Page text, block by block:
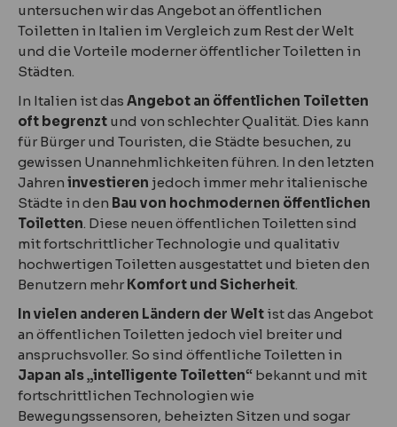
untersuchen wir das Angebot an öffentlichen
Toiletten in Italien im Vergleich zum Rest der Welt
und die Vorteile moderner öffentlicher Toiletten in
Städten.
In Italien ist das Angebot an öffentlichen Toiletten
oft begrenzt und von schlechter Qualität. Dies kann
für Bürger und Touristen, die Städte besuchen, zu
gewissen Unannehmlichkeiten führen. In den letzten
Jahren investieren jedoch immer mehr italienische
Städte in den Bau von hochmodernen öffentlichen
Toiletten. Diese neuen öffentlichen Toiletten sind
mit fortschrittlicher Technologie und qualitativ
hochwertigen Toiletten ausgestattet und bieten den
Benutzern mehr Komfort und Sicherheit.
In vielen anderen Ländern der Welt ist das Angebot
an öffentlichen Toiletten jedoch viel breiter und
anspruchsvoller. So sind öffentliche Toiletten in
Japan als „intelligente Toiletten“ bekannt und mit
fortschrittlichen Technologien wie
Bewegungssensoren, beheizten Sitzen und sogar